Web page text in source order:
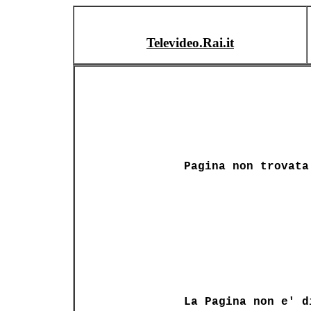
Televideo.Rai.it
Pagina non trovata
La Pagina non e'